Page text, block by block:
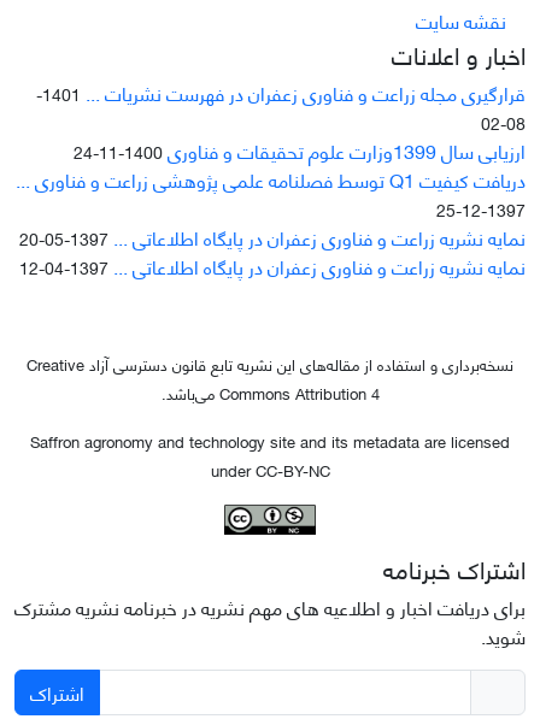
نقشه سایت
اخبار و اعلانات
قرارگیری مجله زراعت و فناوری زعفران در فهرست نشریات ...
1401-
08-02
ارزیابی سال 1399وزارت علوم تحقیقات و فناوری 1400-11-24
دریافت کیفیت Q1 توسط فصلنامه علمی پژوهشی زراعت و فناوری ...
1397-12-25
نمایه نشریه زراعت و فناوری زعفران در پایگاه اطلاعاتی ... 1397-05-20
نمایه نشریه زراعت و فناوری زعفران در پایگاه اطلاعاتی ... 1397-04-12
نسخه‌برداری و استفاده از مقاله‌های این نشریه تابع قانون دسترسی آزاد Creative
Commons Attribution 4 می‌باشد.
Saffron agronomy and technology site and its metadata are licensed
under CC-BY-NC
اشتراک خبرنامه
برای دریافت اخبار و اطلاعیه های مهم نشریه در خبرنامه نشریه مشترک
شوید.
اشتراک